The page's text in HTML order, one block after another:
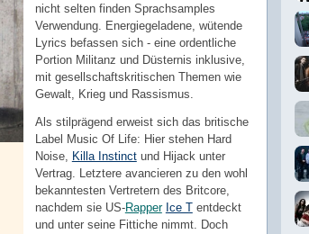
nicht selten finden Sprachsamples
Verwendung. Energiegeladene, wütende
Lyrics befassen sich - eine ordentliche
Portion Militanz und Düsternis inklusive,
mit gesellschaftskritischen Themen wie
Gewalt, Krieg und Rassismus.
Als stilprägend erweist sich das britische
Label Music Of Life: Hier stehen Hard
Noise, Killa Instinctund Hijack unter
Vertrag. Letztere avancieren zu den wohl
bekanntesten Vertretern des Britcore,
nachdem sie US-Rapper Ice Tentdeckt
und unter seine Fittiche nimmt. Doch